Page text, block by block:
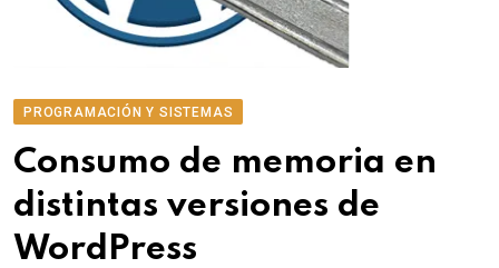
PROGRAMACIÓN Y SISTEMAS
Consumo de memoria en
distintas versiones de
WordPress